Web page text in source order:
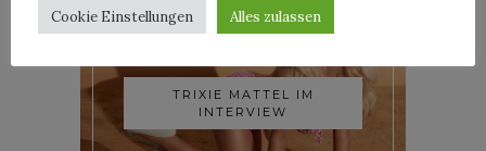
TRIXIE MATTEL IM
INTERVIEW
Cookie Einstellungen Alles zulassen